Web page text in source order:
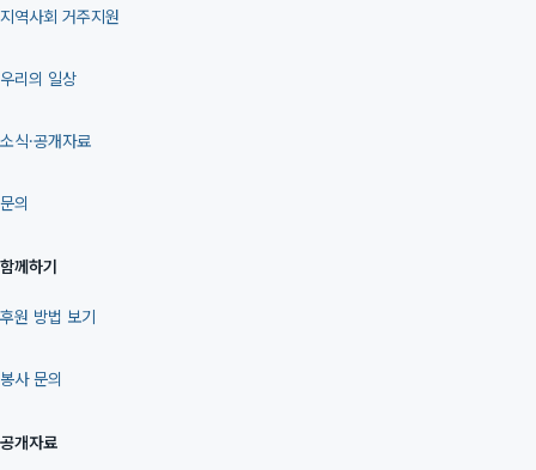
지역사회 거주지원
우리의 일상
소식·공개자료
문의
함께하기
후원 방법 보기
봉사 문의
공개자료